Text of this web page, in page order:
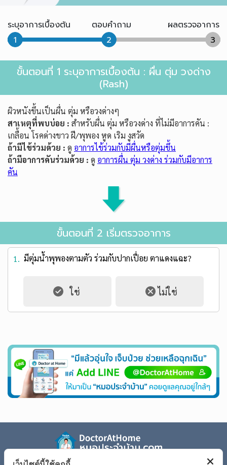
ระบุอาการเบื้องต้น ตอบคำถาม
ผลตรวจอาการ
1
2 3
ขั้นตอนที่ 1 ระบุอาการเบื้องต้น : ผื่น ตุ่ม วงด่าง
(Rash)
ผิวหนังขึ้นเป็นผื่น ตุ่ม หรือวงด่างๆ
สาเหตุที่พบบ่อย : สำหรับผื่น ตุ่ม หรือวงด่าง ที่ไม่มีอาการคัน :
เกลื้อน โรคด่างขาว ฝี/พุพอง หูด เริม งูสวัด
ถ้ามีไข้ร่วมด้วย : ดู อาการไข้ร่วมกับมีผื่นหรือตุ่มขึ้น
ถ้ามีอาการคันร่วมด้วย : ดู อาการผื่น ตุ่ม วงด่าง ร่วมกับมีอาการ
คัน
ขั้นตอนที่ 2 เริ่มตรวจอาการ
1. มีตุ่มน้ำพุพองตามตัว ร่วมกับปากเปื่อย ตาแดงแฉะ?